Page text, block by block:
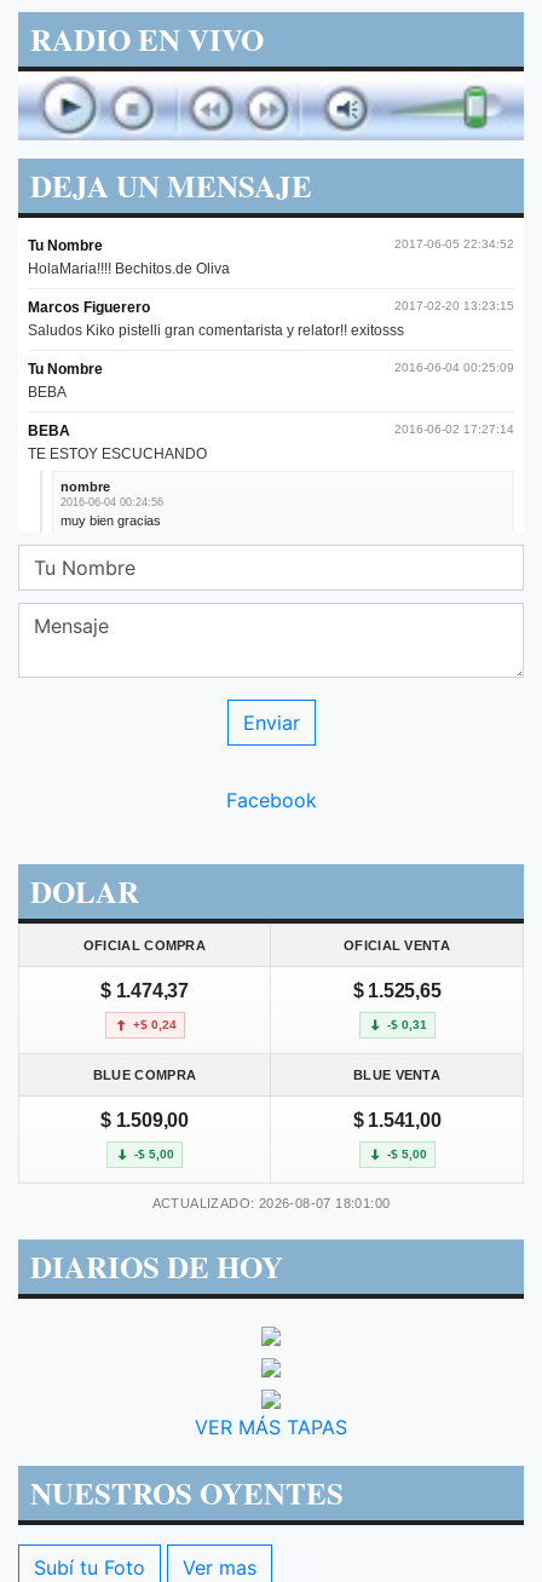
RADIO EN VIVO
DEJA UN MENSAJE
Facebook
DOLAR
OFICIAL COMPRA OFICIAL VENTA
$ 1.474,37
+$ 0,24
$ 1.525,65
-$ 0,31
BLUE COMPRA BLUE VENTA
$ 1.509,00
-$ 5,00
$ 1.541,00
-$ 5,00
ACTUALIZADO: 2026-08-07 18:01:00
DIARIOS DE HOY
VER MÁS TAPAS
NUESTROS OYENTES
Subí tu Foto Ver mas